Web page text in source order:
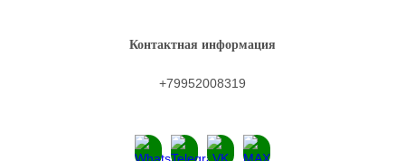
Контактная информация
+79952008319